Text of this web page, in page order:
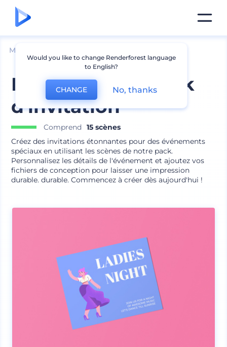
Mockups
Maquettes de pack
d'invitation
Comprend
15 scènes
Créez des invitations étonnantes pour des événements
spéciaux en utilisant les scènes de notre pack.
Personnalisez les détails de l'événement et ajoutez vos
fichiers de conception pour laisser une impression
durable. durable. Commencez à créer dès aujourd'hui !
Would you like to change Renderforest language
to English?
CHANGE No, thanks